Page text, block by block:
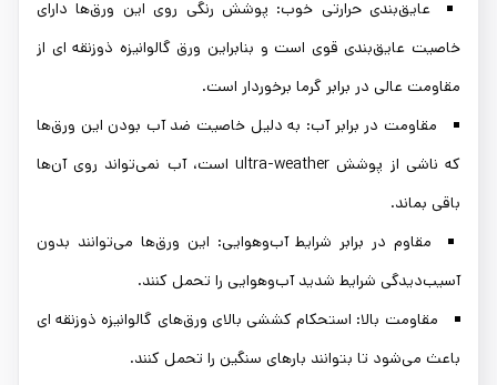
عایق‌بندی حرارتی خوب: پوشش رنگی روی این ورق‌ها دارای
خاصیت عایق‌بندی قوی است و بنابراین ورق گالوانیزه ذوزنقه ای از
مقاومت عالی در برابر گرما برخوردار است.
مقاومت در برابر آب: به دلیل خاصیت ضد آب بودن این ورق‌ها
که ناشی از پوشش ultra-weather است، آب نمی‌تواند روی آن‌ها
باقی بماند.
مقاوم در برابر شرایط آب‌وهوایی: این ورق‌ها می‌توانند بدون
آسیب‌دیدگی شرایط شدید آب‌وهوایی را تحمل کنند.
مقاومت بالا: استحکام کششی بالای ورق‌های گالوانیزه ذوزنقه ای
باعث می‌شود تا بتوانند بارهای سنگین را تحمل کنند.